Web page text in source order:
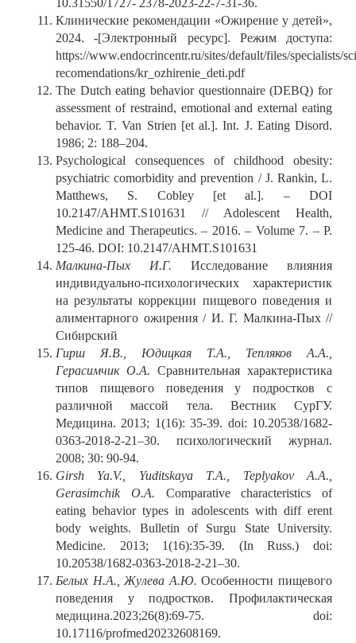
10.31550/1727- 2378-2023-22-7-31-36.
Клинические рекомендации «Ожирение у детей»,
2024. -[Электронный ресурс]. Режим доступа:
https://www.endocrincentr.ru/sites/default/files/specialists/
recomendations/kr_ozhirenie_deti.pdf
The Dutch eating behavior questionnaire (DEBQ) for
assessment of restraind, emotional and external eating
behavior. T. Van Strien [et al.]. Int. J. Eating Disord.
1986; 2: 188–204.
Psychological consequences of childhood obesity:
psychiatric comorbidity and prevention / J. Rankin, L.
Matthews, S. Cobley [et al.]. – DOI
10.2147/AHMT.S101631 // Adolescent Health,
Medicine and Therapeutics. – 2016. – Volume 7. – P.
125-46. DOI: 10.2147/AHMT.S101631
Малкина-Пых И.Г. Исследование влияния
индивидуально-психологических характеристик
на результаты коррекции пищевого поведения и
алиментарного ожирения / И. Г. Малкина-Пых //
Сибирский
Гирш Я.В., Юдицкая Т.А., Тепляков А.А.,
Герасимчик О.А. Сравнительная характеристика
типов пищевого поведения у подростков с
различной массой тела. Вестник СурГУ.
Медицина. 2013; 1(16): 35-39. doi: 10.20538/1682-
0363-2018-2-21–30. психологический журнал.
2008; 30: 90-94.
Girsh Ya.V., Yuditskaya T.A., Teplyakov A.A.,
Gerasimchik O.A. Comparative characteristics of
eating behavior types in adolescents with diff erent
body weights. Bulletin of Surgu State University.
Medicine. 2013; 1(16):35-39. (In Russ.) doi:
10.20538/1682-0363-2018-2-21–30.
Белых Н.А., Жулева А.Ю. Особенности пищевого
поведения у подростков. Профилактическая
медицина.2023;26(8):69-75. doi:
10.17116/profmed20232608169.